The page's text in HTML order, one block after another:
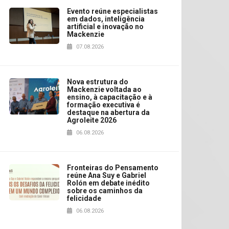
Evento reúne especialistas
em dados, inteligência
artificial e inovação no
Mackenzie
07.08.2026
Nova estrutura do
Mackenzie voltada ao
ensino, à capacitação e à
formação executiva é
destaque na abertura da
Agroleite 2026
06.08.2026
Fronteiras do Pensamento
reúne Ana Suy e Gabriel
Rolón em debate inédito
sobre os caminhos da
felicidade
06.08.2026